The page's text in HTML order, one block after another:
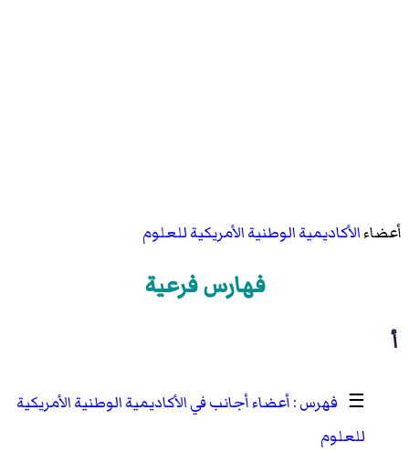
أعضاءالأكاديمية الوطنية الأمريكية للعلوم
فهارس فرعية
أ
☰
أعضاء أجانب في الأكاديمية الوطنية الأمريكية
للعلوم